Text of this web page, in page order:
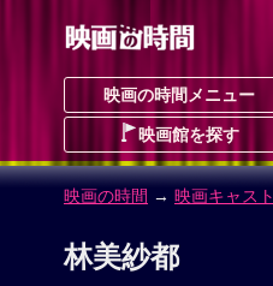
映画の時間メニュー
映画館を探す
映画の時間 → 映画キャスト
林美紗都